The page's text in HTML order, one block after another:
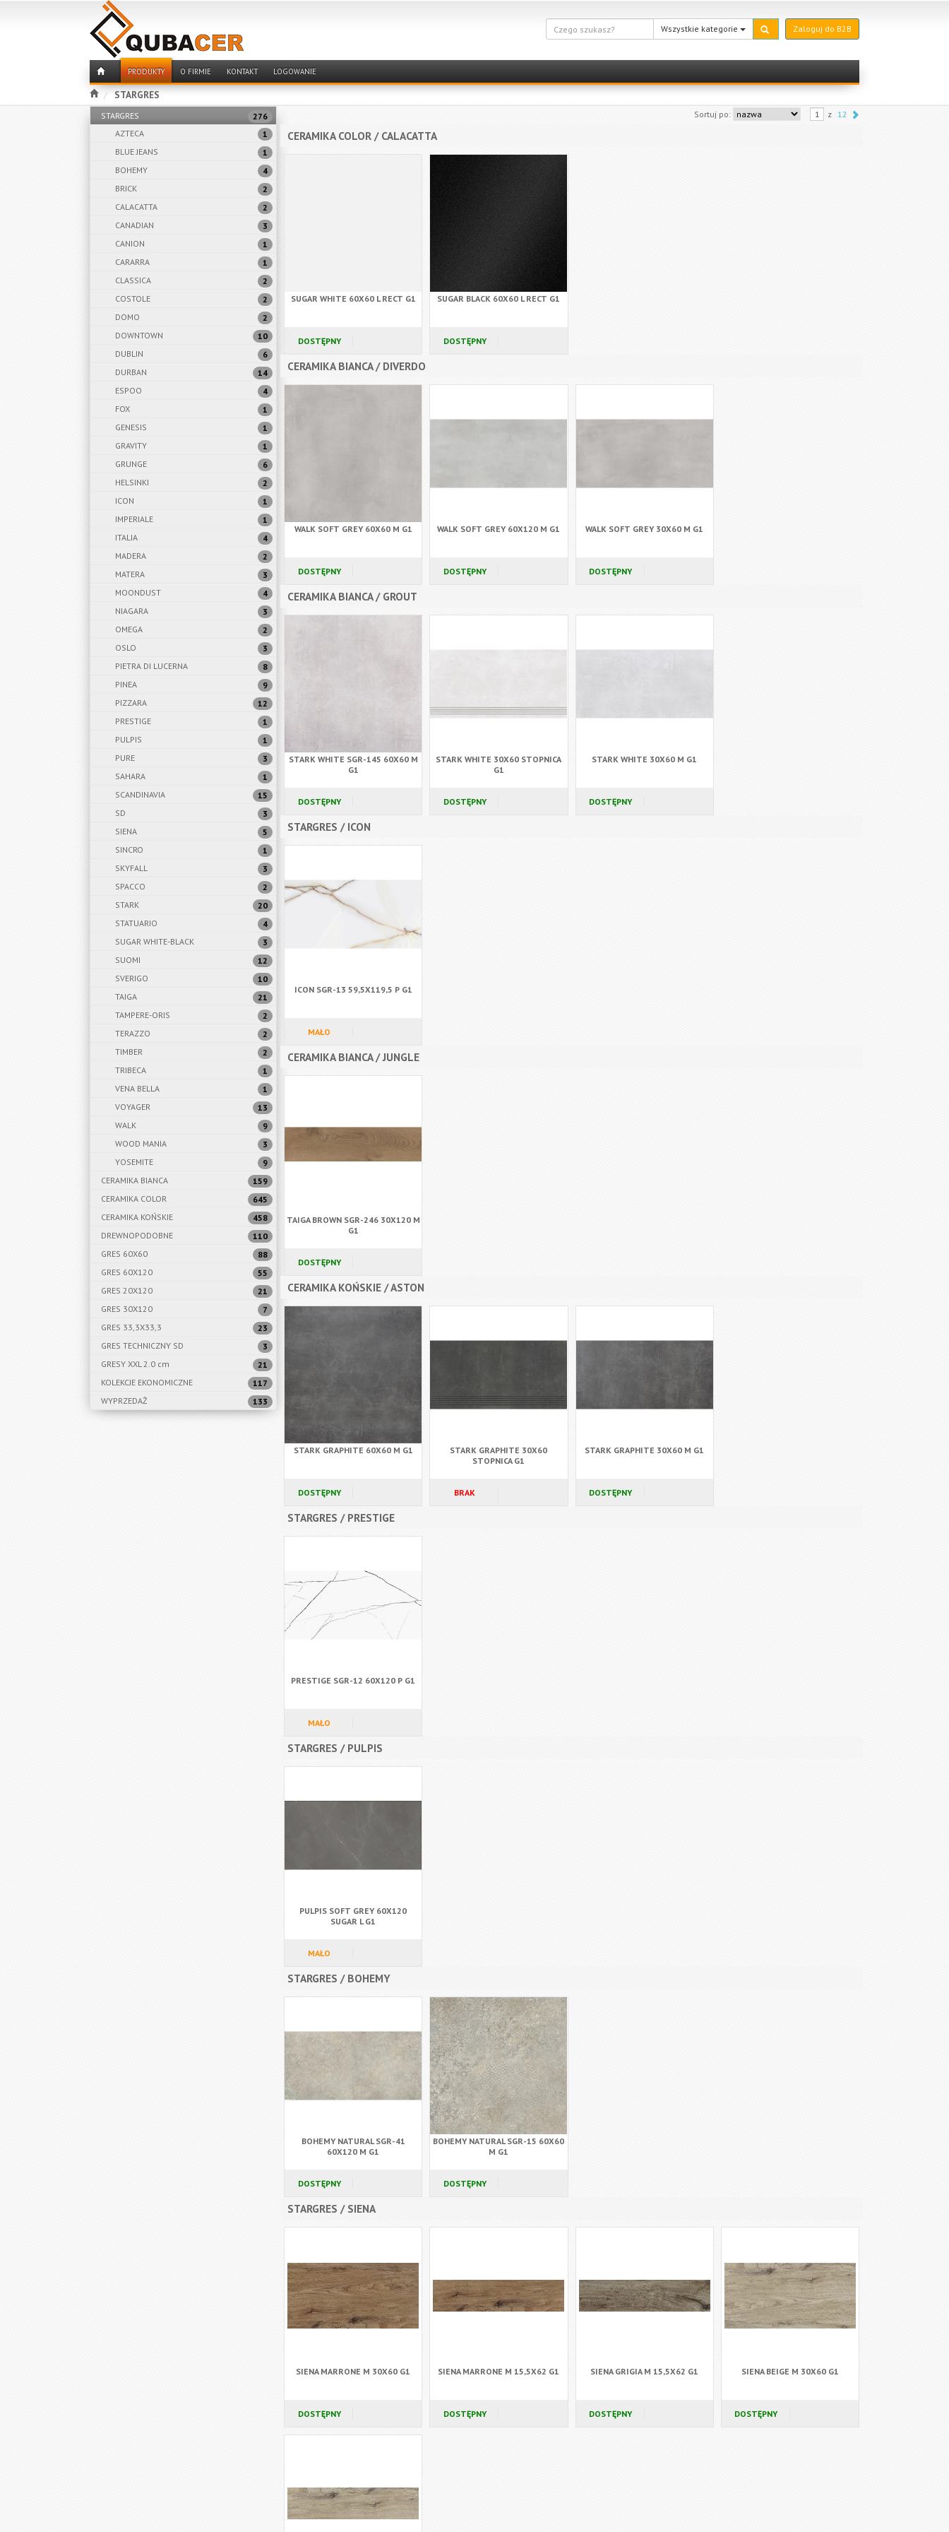
Wszystkie kategorie Zaloguj do B2B
PRODUKTY O FIRMIE KONTAKT LOGOWANIE
STARGRES
276
STARGRES
1
AZTECA
1
BLUE JEANS
4
BOHEMY
2
BRICK
2
CALACATTA
3
CANADIAN
1
CANION
1
CARARRA
2
CLASSICA
2
COSTOLE
2
DOMO
10
DOWNTOWN
6
DUBLIN
14
DURBAN
4
ESPOO
1
FOX
1
GENESIS
1
GRAVITY
6
GRUNGE
2
HELSINKI
1
ICON
1
IMPERIALE
4
ITALIA
2
MADERA
3
MATERA
4
MOONDUST
3
NIAGARA
2
OMEGA
3
OSLO
8
PIETRA DI LUCERNA
9
PINEA
12
PIZZARA
1
PRESTIGE
1
PULPIS
3
PURE
1
SAHARA
15
SCANDINAVIA
3
SD
5
SIENA
1
SINCRO
3
SKYFALL
2
SPACCO
20
STARK
4
STATUARIO
3
SUGAR WHITE-BLACK
12
SUOMI
10
SVERIGO
21
TAIGA
2
TAMPERE-ORIS
2
TERAZZO
2
TIMBER
1
TRIBECA
1
VENA BELLA
13
VOYAGER
9
WALK
3
WOOD MANIA
9
YOSEMITE
159
CERAMIKA BIANCA
645
CERAMIKA COLOR
458
CERAMIKA KOŃSKIE
110
DREWNOPODOBNE
88
GRES 60X60
55
GRES 60X120
21
GRES 20X120
7
GRES 30X120
23
GRES 33,3X33,3
3
GRES TECHNICZNY SD
21
GRESY XXL 2.0 cm
117
KOLEKCJE EKONOMICZNE
133
WYPRZEDAŻ
Sortuj po: z 12
CERAMIKA COLOR / CALACATTA
SUGAR WHITE 60X60 L RECT G1
DOSTĘPNY
SUGAR BLACK 60X60 L RECT G1
DOSTĘPNY
CERAMIKA BIANCA / DIVERDO
WALK SOFT GREY 60X60 M G1
DOSTĘPNY
WALK SOFT GREY 60X120 M G1
DOSTĘPNY
WALK SOFT GREY 30X60 M G1
DOSTĘPNY
CERAMIKA BIANCA / GROUT
STARK WHITE SGR-145 60X60 M
G1
DOSTĘPNY
STARK WHITE 30X60 STOPNICA
G1
DOSTĘPNY
STARK WHITE 30X60 M G1
DOSTĘPNY
STARGRES / ICON
ICON SGR-13 59,5X119,5 P G1
MAŁO
CERAMIKA BIANCA / JUNGLE
TAIGA BROWN SGR-246 30X120 M
G1
DOSTĘPNY
CERAMIKA KOŃSKIE / ASTON
STARK GRAPHITE 60X60 M G1
DOSTĘPNY
STARK GRAPHITE 30X60
STOPNICA G1
BRAK
STARK GRAPHITE 30X60 M G1
DOSTĘPNY
STARGRES / PRESTIGE
PRESTIGE SGR-12 60X120 P G1
MAŁO
STARGRES / PULPIS
PULPIS SOFT GREY 60X120
SUGAR L G1
MAŁO
STARGRES / BOHEMY
BOHEMY NATURAL SGR-41
60X120 M G1
DOSTĘPNY
BOHEMY NATURAL SGR-15 60X60
M G1
DOSTĘPNY
STARGRES / SIENA
SIENA MARRONE M 30X60 G1
DOSTĘPNY
SIENA MARRONE M 15,5X62 G1
DOSTĘPNY
SIENA GRIGIA M 15,5X62 G1
DOSTĘPNY
SIENA BEIGE M 30X60 G1
DOSTĘPNY